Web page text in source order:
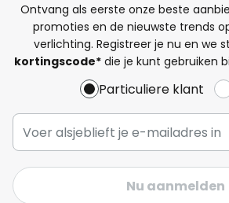
Ontvang als eerste onze beste
promoties en de nieuwste trends
verlichting. Registreer je nu en we
kortingscode*die je kunt gebruiken
Particuliere klant
Nu aanmelden